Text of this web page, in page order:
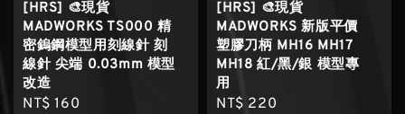
[HRS] 🎨現貨
MADWORKS TS000 精
密鎢鋼模型用刻線針 刻
線針 尖端 0.03mm 模型
改造
Regular
NT$ 160
[HRS] 🎨現貨
MADWORKS 新版平價
塑膠刀柄 MH16 MH17
MH18 紅/黑/銀 模型專
用
Regular
NT$ 220